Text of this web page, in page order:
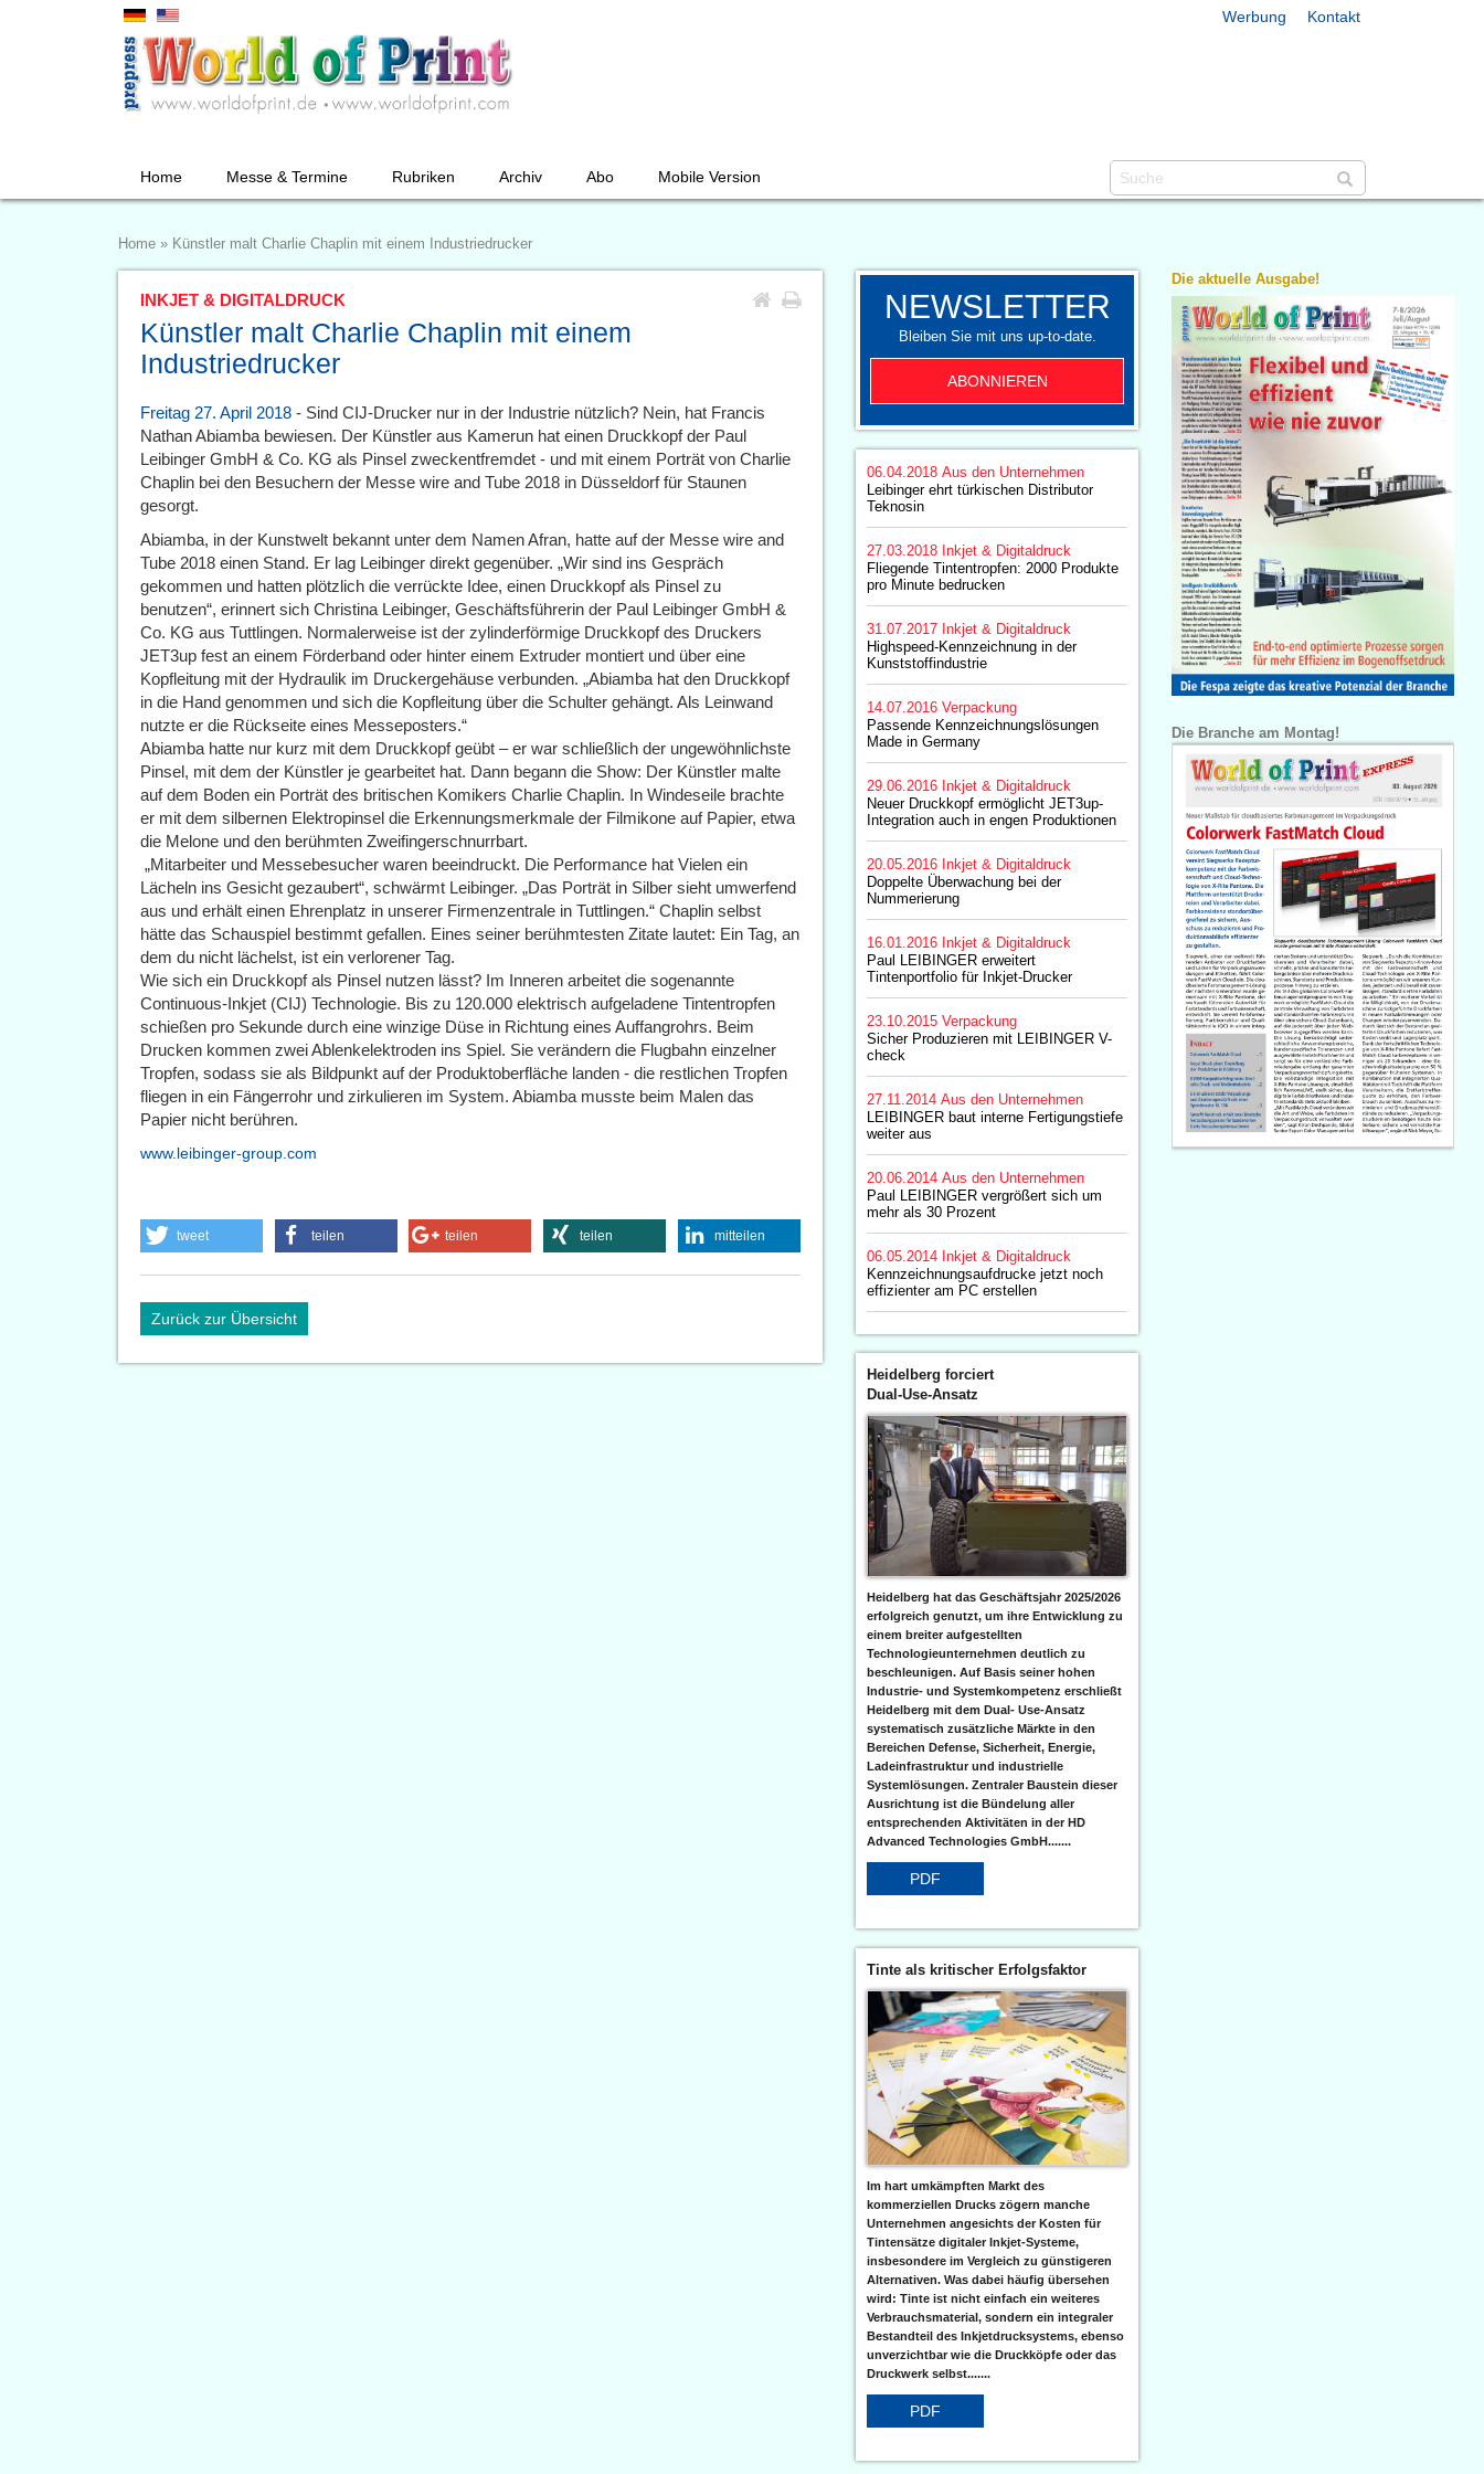
Werbung Kontakt
Home Messe & Termine Rubriken Archiv Abo Mobile Version
Home » Künstler malt Charlie Chaplin mit einem Industriedrucker
INKJET & DIGITALDRUCK
Künstler malt Charlie Chaplin mit einem
Industriedrucker
Freitag 27. April 2018 - Sind CIJ-Drucker nur in der Industrie nützlich? Nein, hat Francis
Nathan Abiamba bewiesen. Der Künstler aus Kamerun hat einen Druckkopf der Paul
Leibinger GmbH & Co. KG als Pinsel zweckentfremdet - und mit einem Porträt von Charlie
Chaplin bei den Besuchern der Messe wire and Tube 2018 in Düsseldorf für Staunen
gesorgt.
Abiamba, in der Kunstwelt bekannt unter dem Namen Afran, hatte auf der Messe wire and
Tube 2018 einen Stand. Er lag Leibinger direkt gegenüber. „Wir sind ins Gespräch
gekommen und hatten plötzlich die verrückte Idee, einen Druckkopf als Pinsel zu
benutzen“, erinnert sich Christina Leibinger, Geschäftsführerin der Paul Leibinger GmbH &
Co. KG aus Tuttlingen. Normalerweise ist der zylinderförmige Druckkopf des Druckers
JET3up fest an einem Förderband oder hinter einem Extruder montiert und über eine
Kopfleitung mit der Hydraulik im Druckergehäuse verbunden. „Abiamba hat den Druckkopf
in die Hand genommen und sich die Kopfleitung über die Schulter gehängt. Als Leinwand
nutzte er die Rückseite eines Messeposters.“
Abiamba hatte nur kurz mit dem Druckkopf geübt – er war schließlich der ungewöhnlichste
Pinsel, mit dem der Künstler je gearbeitet hat. Dann begann die Show: Der Künstler malte
auf dem Boden ein Porträt des britischen Komikers Charlie Chaplin. In Windeseile brachte
er mit dem silbernen Elektropinsel die Erkennungsmerkmale der Filmikone auf Papier, etwa
die Melone und den berühmten Zweifingerschnurrbart.
„Mitarbeiter und Messebesucher waren beeindruckt. Die Performance hat Vielen ein
Lächeln ins Gesicht gezaubert“, schwärmt Leibinger. „Das Porträt in Silber sieht umwerfend
aus und erhält einen Ehrenplatz in unserer Firmenzentrale in Tuttlingen.“ Chaplin selbst
hätte das Schauspiel bestimmt gefallen. Eines seiner berühmtesten Zitate lautet: Ein Tag, an
dem du nicht lächelst, ist ein verlorener Tag.
Wie sich ein Druckkopf als Pinsel nutzen lässt? Im Inneren arbeitet die sogenannte
Continuous-Inkjet (CIJ) Technologie. Bis zu 120.000 elektrisch aufgeladene Tintentropfen
schießen pro Sekunde durch eine winzige Düse in Richtung eines Auffangrohrs. Beim
Drucken kommen zwei Ablenkelektroden ins Spiel. Sie verändern die Flugbahn einzelner
Tropfen, sodass sie als Bildpunkt auf der Produktoberfläche landen ­- die restlichen Tropfen
fliegen in ein Fängerrohr und zirkulieren im System. Abiamba musste beim Malen das
Papier nicht berühren.
www.leibinger-group.com
tweet teilen teilen teilen mitteilen
Zurück zur Übersicht
NEWSLETTER
Bleiben Sie mit uns up-to-date.
ABONNIEREN
06.04.2018 Aus den Unternehmen
Leibinger ehrt türkischen Distributor
Teknosin
27.03.2018 Inkjet & Digitaldruck
Fliegende Tintentropfen: 2000 Produkte
pro Minute bedrucken
31.07.2017 Inkjet & Digitaldruck
Highspeed-Kennzeichnung in der
Kunststoffindustrie
14.07.2016 Verpackung
Passende Kennzeichnungslösungen
Made in Germany
29.06.2016 Inkjet & Digitaldruck
Neuer Druckkopf ermöglicht JET3up-
Integration auch in engen Produktionen
20.05.2016 Inkjet & Digitaldruck
Doppelte Überwachung bei der
Nummerierung
16.01.2016 Inkjet & Digitaldruck
Paul LEIBINGER erweitert
Tintenportfolio für Inkjet-Drucker
23.10.2015 Verpackung
Sicher Produzieren mit LEIBINGER V-
check
27.11.2014 Aus den Unternehmen
LEIBINGER baut interne Fertigungstiefe
weiter aus
20.06.2014 Aus den Unternehmen
Paul LEIBINGER vergrößert sich um
mehr als 30 Prozent
06.05.2014 Inkjet & Digitaldruck
Kennzeichnungsaufdrucke jetzt noch
effizienter am PC erstellen
Heidelberg forciert
Dual-Use-Ansatz
Heidelberg hat das Geschäftsjahr 2025/2026
erfolgreich genutzt, um ihre Entwicklung zu
einem breiter aufgestellten
Technologieunternehmen deutlich zu
beschleunigen. Auf Basis seiner hohen
Industrie- und Systemkompetenz erschließt
Heidelberg mit dem Dual- Use-Ansatz
systematisch zusätzliche Märkte in den
Bereichen Defense, Sicherheit, Energie,
Ladeinfrastruktur und industrielle
Systemlösungen. Zentraler Baustein dieser
Ausrichtung ist die Bündelung aller
entsprechenden Aktivitäten in der HD
Advanced Technologies GmbH.......
PDF
Tinte als kritischer Erfolgsfaktor
Im hart umkämpften Markt des
kommerziellen Drucks zögern manche
Unternehmen angesichts der Kosten für
Tintensätze digitaler Inkjet-Systeme,
insbesondere im Vergleich zu günstigeren
Alternativen. Was dabei häufig übersehen
wird: Tinte ist nicht einfach ein weiteres
Verbrauchsmaterial, sondern ein integraler
Bestandteil des Inkjetdrucksystems, ebenso
unverzichtbar wie die Druckköpfe oder das
Druckwerk selbst.......
PDF
Die aktuelle Ausgabe!
Die Branche am Montag!